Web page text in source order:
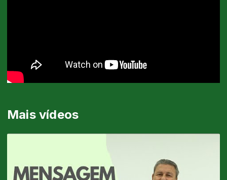
Mais vídeos